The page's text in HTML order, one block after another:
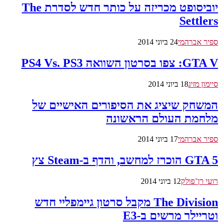
יוביסופט מכריזה על כותר חדש לסדרת The
Settlers
ספיר אברהמי24 ביוני 2014
GTA V: צפו בסרטון השוואה PS4 Vs. PS3
סיימון מזיג18 ביוני 2014
המשחק שיציג את הסיפורים האישיים של
מלחמת העולם הראשונה
ספיר אברהמי17 ביוני 2014
GTA 5 הוכרז למחשב, והדף ב-Steam צץ
רועי רן־פולק12 ביוני 2014
The Division מקבל סרטון גיימפליי חדש
וטריילר מרשים ב-E3